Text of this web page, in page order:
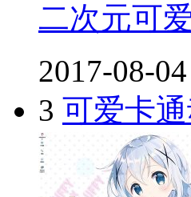
二次元可
2017-08-04
3 可爱卡